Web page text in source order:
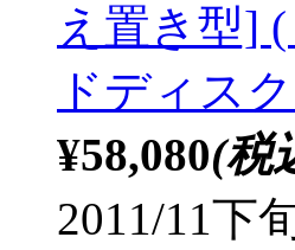
え置き型]
ドディス
¥58,080(税
2011/11下